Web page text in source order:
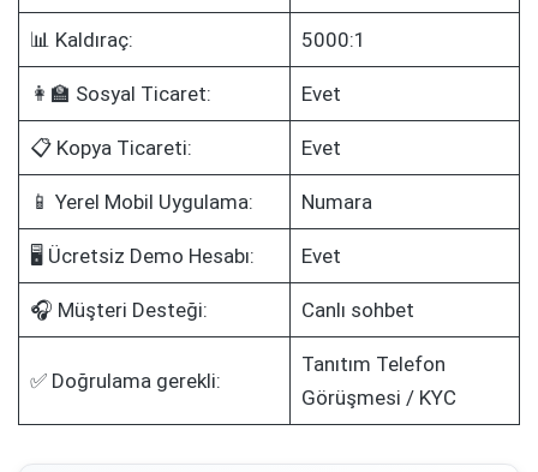
📊 Kaldıraç: 5000:1
👩‍🏫 Sosyal Ticaret: Evet
📋 Kopya Ticareti: Evet
📱 Yerel Mobil Uygulama: Numara
🖥️ Ücretsiz Demo Hesabı: Evet
🎧 Müşteri Desteği: Canlı sohbet
✅ Doğrulama gerekli:
Tanıtım Telefon
Görüşmesi / KYC